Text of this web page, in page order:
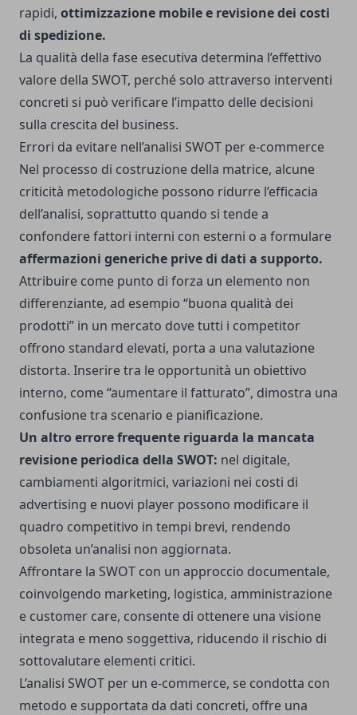
rapidi, ottimizzazione mobile e revisione dei costi
di spedizione.
La qualità della fase esecutiva determina l’effettivo
valore della SWOT, perché solo attraverso interventi
concreti si può verificare l’impatto delle decisioni
sulla crescita del business.
Errori da evitare nell’analisi SWOT per e-commerce
Nel processo di costruzione della matrice, alcune
criticità metodologiche possono ridurre l’efficacia
dell’analisi, soprattutto quando si tende a
confondere fattori interni con esterni o a formulare
affermazioni generiche prive di dati a supporto.
Attribuire come punto di forza un elemento non
differenziante, ad esempio “buona qualità dei
prodotti” in un mercato dove tutti i competitor
offrono standard elevati, porta a una valutazione
distorta. Inserire tra le opportunità un obiettivo
interno, come “aumentare il fatturato”, dimostra una
confusione tra scenario e pianificazione.
Un altro errore frequente riguarda la mancata
revisione periodica della SWOT: nel digitale,
cambiamenti algoritmici, variazioni nei costi di
advertising e nuovi player possono modificare il
quadro competitivo in tempi brevi, rendendo
obsoleta un’analisi non aggiornata.
Affrontare la SWOT con un approccio documentale,
coinvolgendo marketing, logistica, amministrazione
e customer care, consente di ottenere una visione
integrata e meno soggettiva, riducendo il rischio di
sottovalutare elementi critici.
L’analisi SWOT per un e-commerce, se condotta con
metodo e supportata da dati concreti, offre una